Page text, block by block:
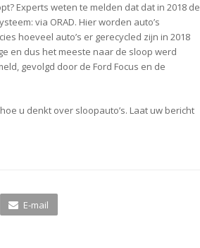
Experts weten te melden dat dat in 2018 de
via ORAD. Hier worden auto’s
hoeveel auto’s er gerecycled zijn in 2018
en dus het meeste naar de sloop werd
gevolgd door de Ford Focus en de
u denkt over sloopauto’s. Laat uw bericht
E-mail